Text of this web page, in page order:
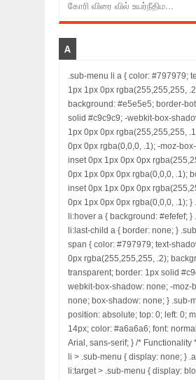
கோரி விரை வில் உயர்நீதிம...
A
.sub-menu li a { color: #797979;
1px 1px 0px rgba(255,255,255,
background: #e5e5e5; border-
solid #c9c9c9; -webkit-box-
1px 0px 0px rgba(255,255,255,
0px 0px rgba(0,0,0, .1); -moz-
inset 0px 1px 0px 0px
0px 1px 0px 0px rgba(0,0,0, .1);
inset 0px 1px 0px 0px
0px 1px 0px 0px rgba(0,0,0, .1); }
li:hover a { background: #efefef; }
li:last-child a { border: none; }
span { color: #797979; text-
0px rgba(255,255,255, .2);
transparent; border: 1px solid
webkit-box-shadow: none; -moz-
none; box-shadow: none; } .sub-
position: absolute; top: 0; left: 0;
14px; color: #a6a6a6; font:
Arial, sans-serif; } /* Functionality
li > .sub-menu { display: none; }
li:target > .sub-menu { display: